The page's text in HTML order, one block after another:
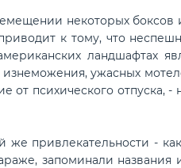
некоторых боксов
к тому, что
ландшафтах
ужасных
от психического отпуска,
привлекательности - как
запоминали